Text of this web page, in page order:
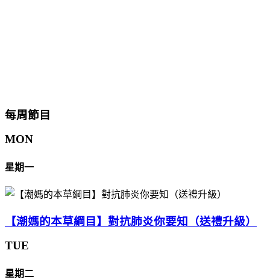
每周節目
MON
星期一
【潮媽的本草綱目】對抗肺炎你要知（送禮升級）
TUE
星期二